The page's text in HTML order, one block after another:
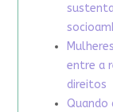
entre a
direitos
Quando